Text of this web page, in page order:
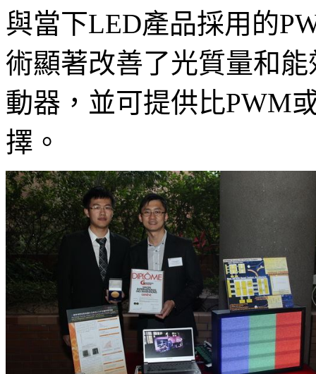
與當下LED產品採用的
術顯著改善了光質量和
動器，並可提供比PWM
擇。